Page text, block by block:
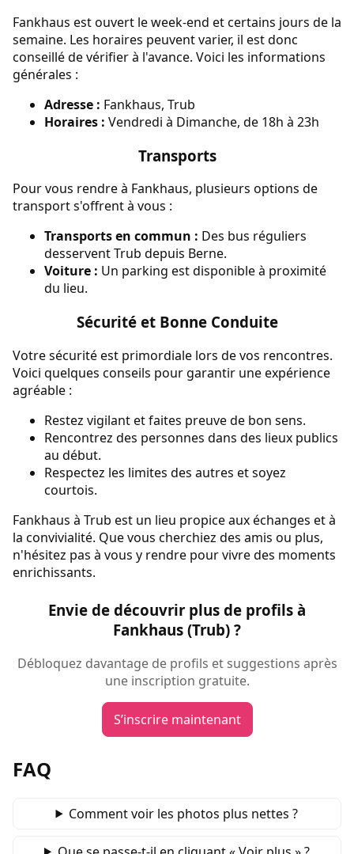
Fankhaus est ouvert le week-end et certains jours de la
semaine. Les horaires peuvent varier, il est donc
conseillé de vérifier à l'avance. Voici les informations
générales :
Adresse : Fankhaus, Trub
Horaires : Vendredi à Dimanche, de 18h à 23h
Transports
Pour vous rendre à Fankhaus, plusieurs options de
transport s'offrent à vous :
Transports en commun : Des bus réguliers
desservent Trub depuis Berne.
Voiture : Un parking est disponible à proximité
du lieu.
Sécurité et Bonne Conduite
Votre sécurité est primordiale lors de vos rencontres.
Voici quelques conseils pour garantir une expérience
agréable :
Restez vigilant et faites preuve de bon sens.
Rencontrez des personnes dans des lieux publics
au début.
Respectez les limites des autres et soyez
courtois.
Fankhaus à Trub est un lieu propice aux échanges et à
la convivialité. Que vous cherchiez des amis ou plus,
n'hésitez pas à vous y rendre pour vivre des moments
enrichissants.
Envie de découvrir plus de profils à
Fankhaus (Trub) ?
Débloquez davantage de profils et suggestions après
une inscription gratuite.
S’inscrire maintenant
FAQ
Comment voir les photos plus nettes ?